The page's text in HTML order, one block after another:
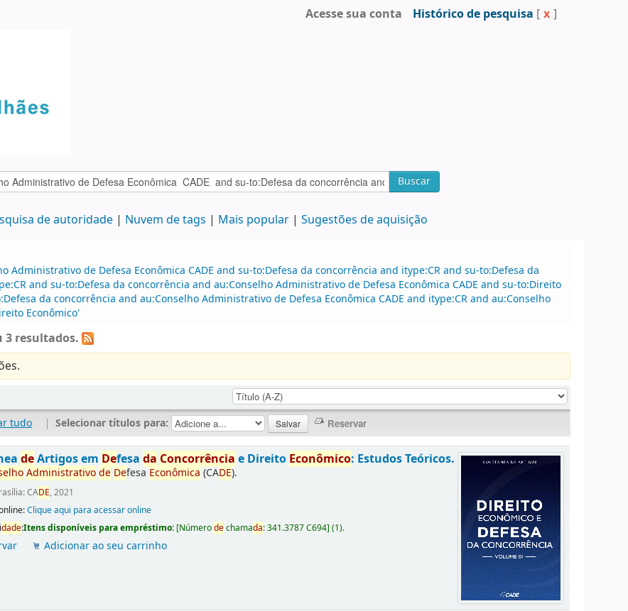
Acesse sua conta Histórico de pesquisa [ x ]
Buscar
de autoridade Nuvem de tags Mais popular Sugestões de aquisição
Administrativo de Defesa Econômica CADE and su-to:Defesa da concorrência and itype:CR and su-to:Defesa da
and su-to:Defesa da concorrência and au:Conselho Administrativo de Defesa Econômica CADE and su-to:Direito
da concorrência and au:Conselho Administrativo de Defesa Econômica CADE and itype:CR and au:Conselho
Econômico'
3 resultados.
tudo | Selecionar títulos para:
deArtigos em Defesada Concorrência e Direito Econômico: Estudos Teóricos.
Administrativode Defesa Econômica (CADE).
CADE, 2021
Clique aqui para acessar online
dade:Itens disponíveis para empréstimo: [Númerodechamada:341.3787 C694](1).
Adicionar ao seu carrinho